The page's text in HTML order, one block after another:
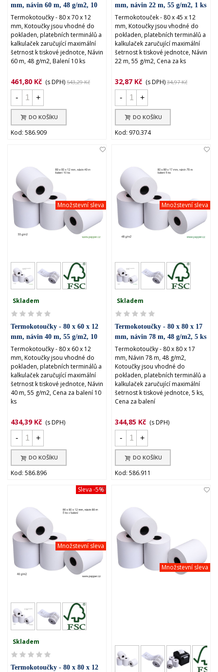
mm, návin 60 m, 48 g/m2, 10
ks
Termokotoučky - 80 x 70 x 12
mm, Kotoučky jsou vhodné do
pokladen, platebních terminálů a
kalkulaček zaručující maximální
šetrnost k tiskové jednotce, Návin
60 m, 48 g/m2, Balení 10 ks
461,80 Kč (s DPH) 543,29 Kč
- +
DO KOŠÍKU
Kod: 586.909
mm, návin 22 m, 55 g/m2, 1 ks
Termokotouček - 80 x 45 x 12
mm, Kotoučky jsou vhodné do
pokladen, platebních terminálů a
kalkulaček zaručující maximální
šetrnost k tiskové jednotce, Návin
22 m, 55 g/m2, Cena za ks
32,87 Kč (s DPH) 34,97 Kč
- +
DO KOŠÍKU
Kod: 970.374
Množstevní sleva
Skladem
Termokotoučky - 80 x 60 x 12
mm, návin 40 m, 55 g/m2, 10
ks
Termokotoučky - 80 x 60 x 12
mm, Kotoučky jsou vhodné do
pokladen, platebních terminálů a
kalkulaček zaručující maximální
šetrnost k tiskové jednotce, Návin
40 m, 55 g/m2, Cena za balení 10
ks
434,39 Kč (s DPH)
-
+
DO KOŠÍKU
Kod: 586.896
Množstevní sleva
Skladem
Termokotoučky - 80 x 80 x 17
mm, návin 78 m, 48 g/m2, 5 ks
Termokotoučky - 80 x 80 x 17
mm, Návin 78 m, 48 g/m2,
Kotoučky jsou vhodné do
pokladen, platebních terminálů a
kalkulaček zaručující maximální
šetrnost k tiskové jednotce, 5 ks,
Cena za balení
344,85 Kč (s DPH)
-
+
DO KOŠÍKU
Kod: 586.911
Množstevní sleva
Sleva -5%
Skladem
Termokotoučky - 80 x 80 x 12
Množstevní sleva